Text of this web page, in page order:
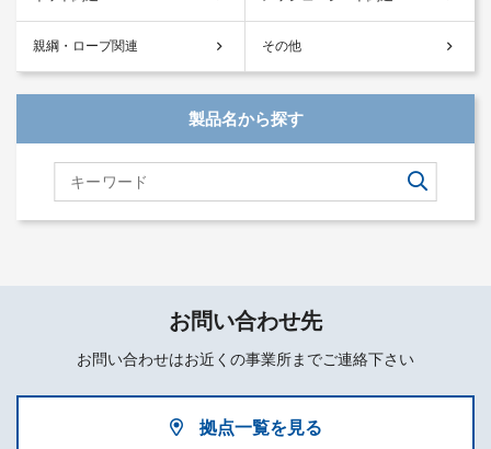
親綱・ロープ関連 その他
製品名から探す
お問い合わせ先
お問い合わせはお近くの事業所までご連絡下さい
拠点一覧を見る